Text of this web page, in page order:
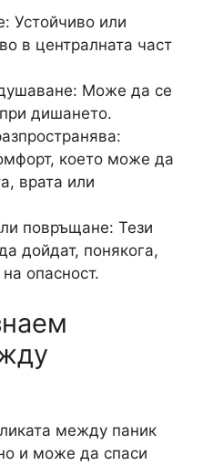
Устойчиво или
в централната част
Може да се
дишането.
което може да
врата или
повръщане: Тези
дойдат, понякога,
опасност.
между паник
и може да спаси